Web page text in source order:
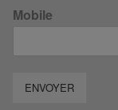
Mobile
ENVOYER